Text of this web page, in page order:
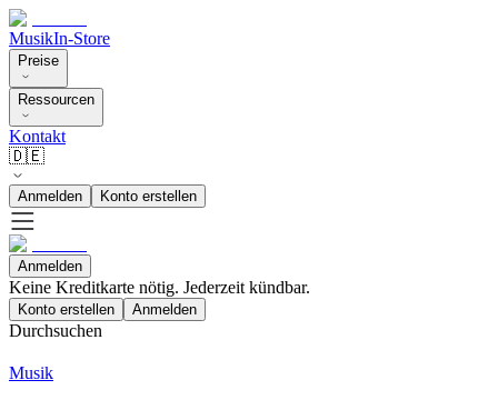
MusikIn-Store
Preise
Ressourcen
Kontakt
🇩🇪
Anmelden Konto erstellen
Anmelden
Keine Kreditkarte nötig. Jederzeit kündbar.
Konto erstellen Anmelden
Durchsuchen
Musik